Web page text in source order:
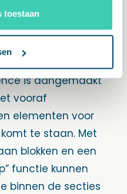
toestaan
is aangemaakt
vooraf
elementen voor
te staan. Met
blokken en een
functie kunnen
binnen de secties